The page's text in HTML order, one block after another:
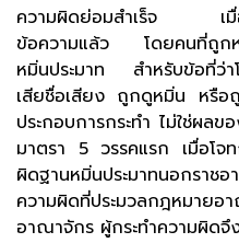
ความผิดย่อมสำเร็จ เมื่อ
ข้อความแล้ว โดยคนที่ถูกห
หมิ่นประมาท สำหรับข้อที่ว่าโ
เสียชื่อเสียง ถูกดูหมิ่น หรื
ประกอบการกระทำ ไม่ใช่ผล
มาตรา 5 วรรคแรก เมื่อโจท
ผิดฐานหมิ่นประมาทนอกราชอ
ความผิดที่ประมวลกฎหมายอา
อาณาจักร ผู้กระทำความผิดจึ